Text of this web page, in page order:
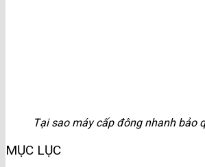
Tại sao máy cấp đông nhanh bảo
MỤC LỤC